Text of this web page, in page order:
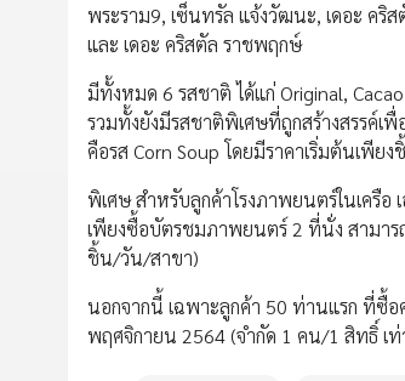
พระราม9, เซ็นทรัล แจ้งวัฒนะ, เดอะ คริ
และ เดอะ คริสตัล ราชพฤกษ์
มีทั้งหมด 6 รสชาติ ได้แก่ Original,
รวมทั้งยังมีรสชาติพิเศษที่ถูกสร้างสรรค์เ
คือรส Corn Soup โดยมีราคาเริ่มต้นเพีย
พิเศษ สำหรับลูกค้าโรงภาพยนตร์ในเครือ
เพียงซื้อบัตรชมภาพยนตร์ 2 ที่นั่ง สามาร
ชิ้น/วัน/สาขา)
นอกจากนี้ เฉพาะลูกค้า 50 ท่านแรก ที่ซื้
พฤศจิกายน 2564 (จำกัด 1 คน/1 สิทธิ์ เ